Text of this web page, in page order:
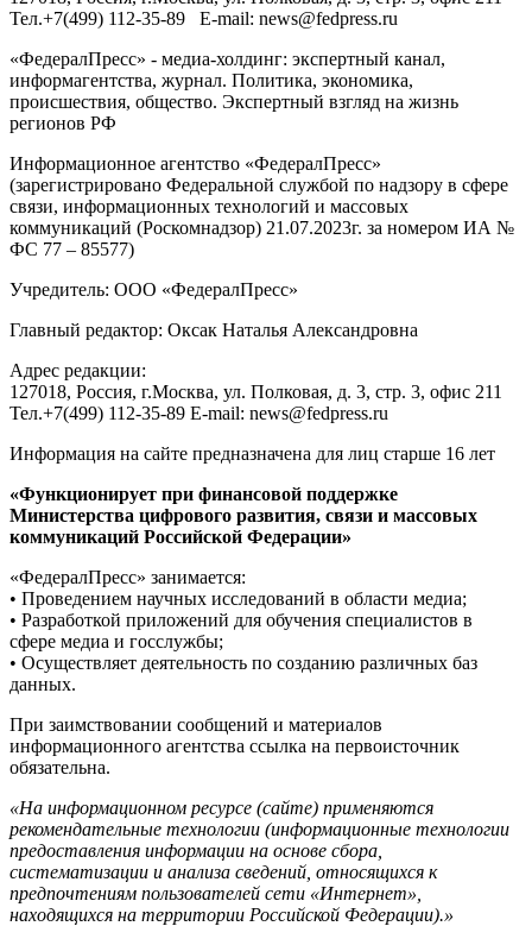
Тел.+7(499) 112-35-89 E-mail: news@fedpress.ru
«ФедералПресс» - медиа-холдинг: экспертный канал,
информагентства, журнал. Политика, экономика,
происшествия, общество. Экспертный взгляд на жизнь
регионов РФ
Информационное агентство «ФедералПресс»
(зарегистрировано Федеральной службой по надзору в сфере
связи, информационных технологий и массовых
коммуникаций (Роскомнадзор) 21.07.2023г. за номером ИА №
ФС 77 – 85577)
Учредитель: ООО «ФедералПресс»
Главный редактор: Оксак Наталья Александровна
Адрес редакции:
127018, Россия, г.Москва, ул. Полковая, д. 3, стр. 3, офис 211
Тел.+7(499) 112-35-89 E-mail: news@fedpress.ru
Информация на сайте предназначена для лиц старше 16 лет
«Функционирует при финансовой поддержке
Министерства цифрового развития, связи и массовых
коммуникаций Российской Федерации»
«ФедералПресс» занимается:
• Проведением научных исследований в области медиа;
• Разработкой приложений для обучения специалистов в
сфере медиа и госслужбы;
• Осуществляет деятельность по созданию различных баз
данных.
При заимствовании сообщений и материалов
информационного агентства ссылка на первоисточник
обязательна.
«На информационном ресурсе (сайте) применяются
рекомендательные технологии (информационные технологии
предоставления информации на основе сбора,
систематизации и анализа сведений, относящихся к
предпочтениям пользователей сети «Интернет»,
находящихся на территории Российской Федерации).»